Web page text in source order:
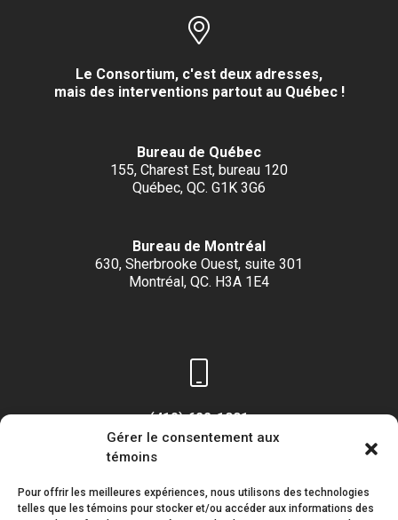
Gérer le consentement aux
témoins
Pour offrir les meilleures expériences, nous utilisons des technologies
telles que les témoins pour stocker et/ou accéder aux informations des
Le Consortium, c'est deux adresses,
mais des interventions partout au Québec !
Bureau de Québec
155, Charest Est, bureau 120
Québec, QC. G1K 3G6
Bureau de Montréal
630, Sherbrooke Ouest, suite 301
Montréal, QC. H3A 1E4
(418) 622-1001
1 (855) 837-9142